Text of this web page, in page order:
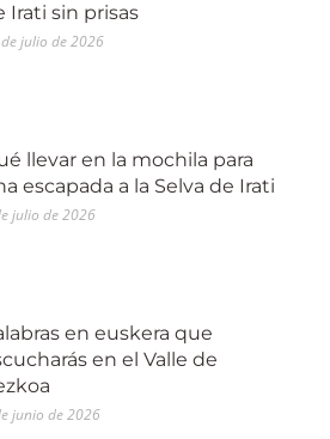
Irati sin prisas
julio de 2026
llevar en la mochila para
escapada a la Selva de Irati
julio de 2026
en euskera que
en el Valle de
junio de 2026